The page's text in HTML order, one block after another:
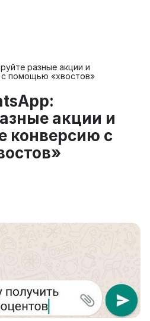
разные акции и
с помощью «хвостов»
акции и
конверсию с